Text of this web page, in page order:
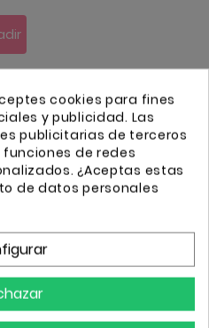
partir de 50€
y flamencos rosas!
con una lámina de
cookies para fines
y publicidad. Las
publicitarias de terceros
de redes
¿Aceptas estas
de datos personales